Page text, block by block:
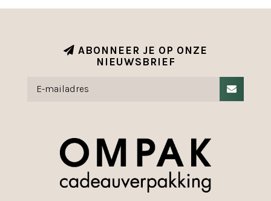
ABONNEER JE OP ONZE
NIEUWSBRIEF